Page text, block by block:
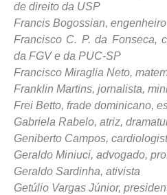
de direito da USP
Francis Bogossian, engenheiro
Francisco C. P. da Fonseca,
da FGV e da PUC-SP
Francisco Miraglia Neto,
Franklin Martins, jornalista,
Frei Betto, frade dominicano,
Gabriela Rabelo, atriz,
Geniberto Campos,
Geraldo Miniuci, advogado,
Geraldo Sardinha, ativista
Getúlio Vargas Júnior,